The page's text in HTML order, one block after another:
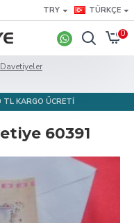
TRY TÜRKÇE
0
KARGO ÜCRETİ
60391